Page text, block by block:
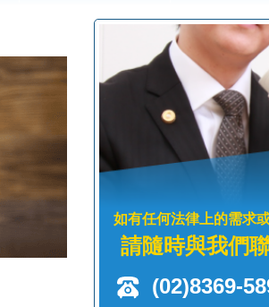
如有任何法律上的需求
請隨時與我們
(02)8369-